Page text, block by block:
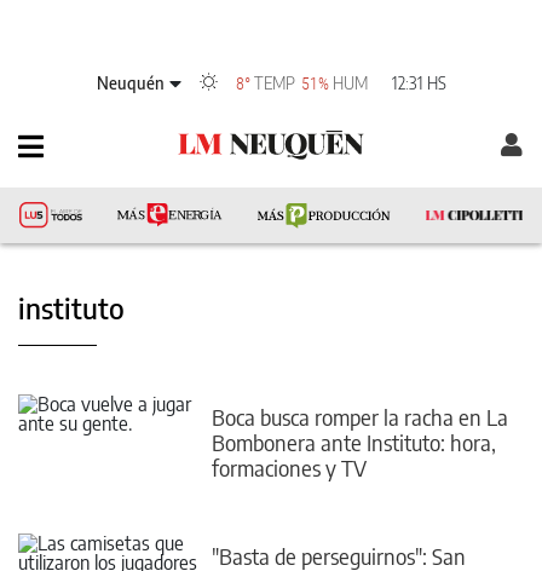
Neuquén 8° TEMP 51% HUM 12:31 HS
instituto
Boca busca romper la racha en La
Bombonera ante Instituto: hora,
formaciones y TV
"Basta de perseguirnos": San